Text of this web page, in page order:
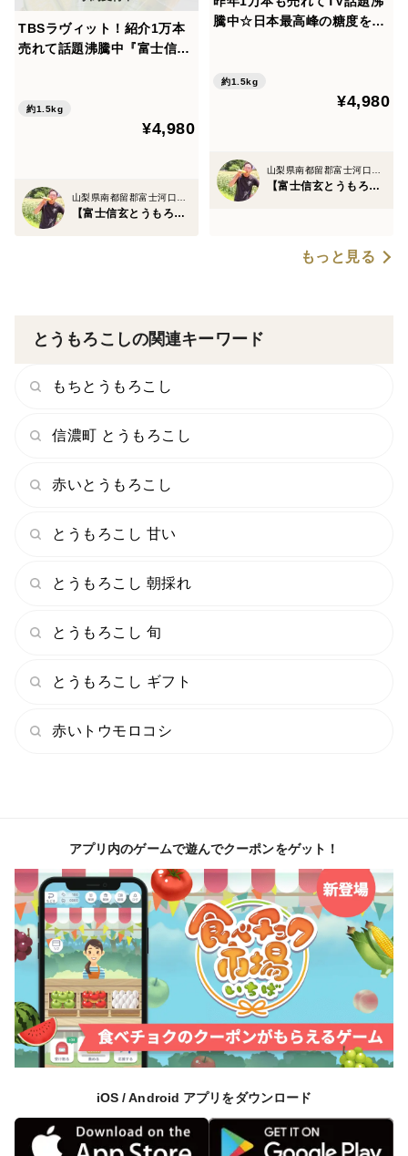
山梨の中でも特に独特の地形を持つ『河口湖』🗻
そのため、日中は30度を超えながら夜になると冷え込む
など寒暖差が15度以上もの厳しい環境🌞
この15度と言う寒暖差は日本でもそうそうありません。
日中に太陽をたっぷり浴びたとうもろこしが夜グッと冷
え込んだ時、自分の身を守るために糖度を高めます☆
その寒暖差が毎日続きますから、それはそれは他の地域
🌽④唯一無二の富士山噴火土壌
富士河口湖は世界遺産『富士山』が火山噴火を起こして
の河口湖があります。
標高差600mもある地理的条件を生かし、その独特な土
最適な環境💡
独特な土壌から生まれる豊富な栄養素をたっぷりと吸収
大きくなるため、
まるでミルフィーユのように何層も重ねたような深い深
🌽⑤富士山の雪解け水の恩恵
極めつけには、富士山のミネラルたっぷりの清らかな雪
解け水の恩恵。
富士山に降った雪や雨はだんだんと土に染み込み溶岩の
間を通り、長い長い時間をかけてろ過され再び地上に湧
き出してきます。
その期間は数十年から数百年であり、まさに一朝一夕で
は成し得ない環境。
そんな富士山の恵みそのものをふんだんに享受した富士
TBSラヴィット！紹介1万本
売れて話題沸騰中『富士信玄
の特大4本1.5kg【朝どれ】旬
の甘いトウモロコシ【夏ギフ
約1.5kg
¥4,980
山梨県南都留郡富士河口湖町
【富士信玄とうもろこし】大澤園
騰中☆日本最高峰の糖度を誇
1.5kg☆旬の甘いトウモロコ
約1.5kg
¥4,980
山梨県南都留郡富士河口湖町
【富士信玄とうもろこし】大澤園
もっと見る
とうもろこしの関連キーワード
もちとうもろこし
信濃町 とうもろこし
赤いとうもろこし
とうもろこし 甘い
とうもろこし 朝採れ
とうもろこし 旬
とうもろこし ギフト
赤いトウモロコシ
アプリ内のゲームで遊んでクーポンをゲット！
iOS / Android アプリをダウンロード